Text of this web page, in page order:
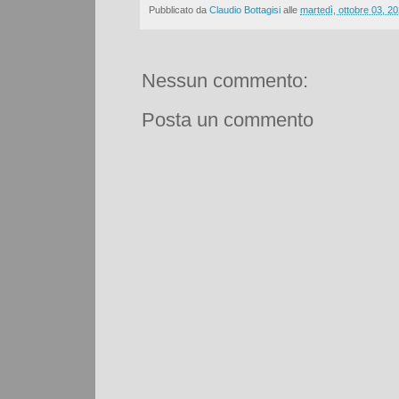
Pubblicato da Claudio Bottagisi alle martedì, ottobre 03,
Nessun commento:
Posta un commento